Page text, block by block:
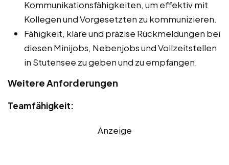
Kommunikationsfähigkeiten, um effektiv mit
Kollegen und Vorgesetzten zu kommunizieren.
Fähigkeit, klare und präzise Rückmeldungen bei
diesen Minijobs, Nebenjobs und Vollzeitstellen
in Stutensee zu geben und zu empfangen.
Weitere Anforderungen
Teamfähigkeit:
Anzeige